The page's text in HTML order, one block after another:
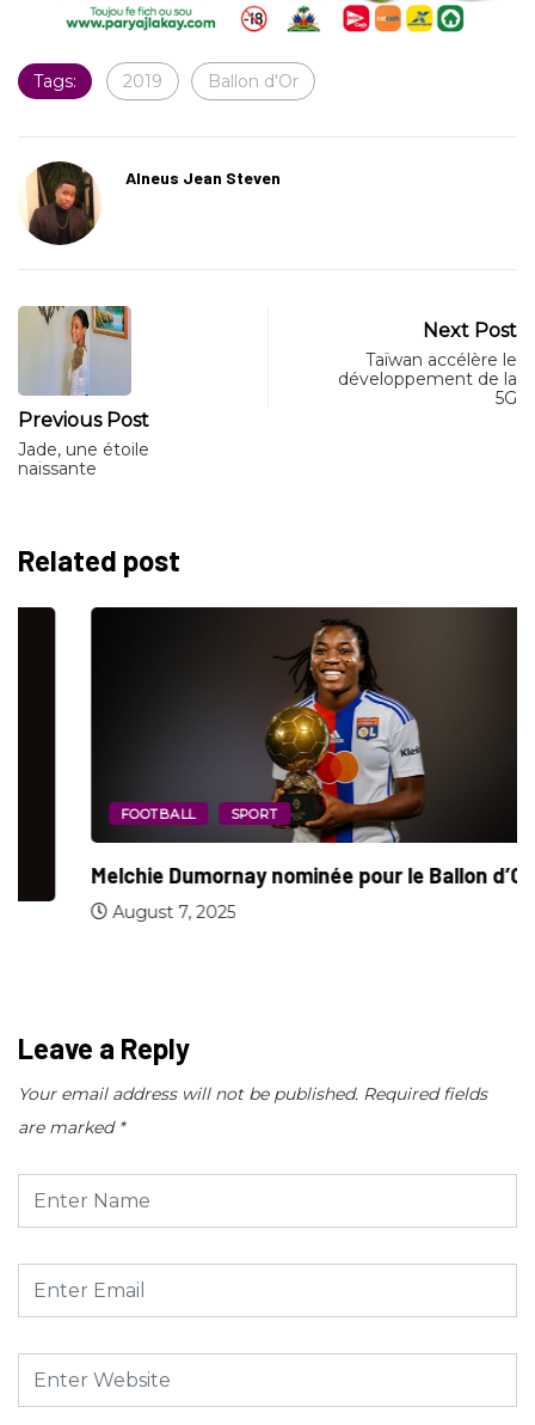
Tags: 2019 Ballon d'Or
Alneus Jean Steven
Previous Post
Jade, une étoile
naissante
Next Post
Taïwan accélère le
développement de la
5G
Related post
FOOTBALL SPORT
Melchie Dumornay nominée pour le Ballon d’Or...
August 7, 2025
Leave a Reply
Your email address will not be published. Required fields
are marked *